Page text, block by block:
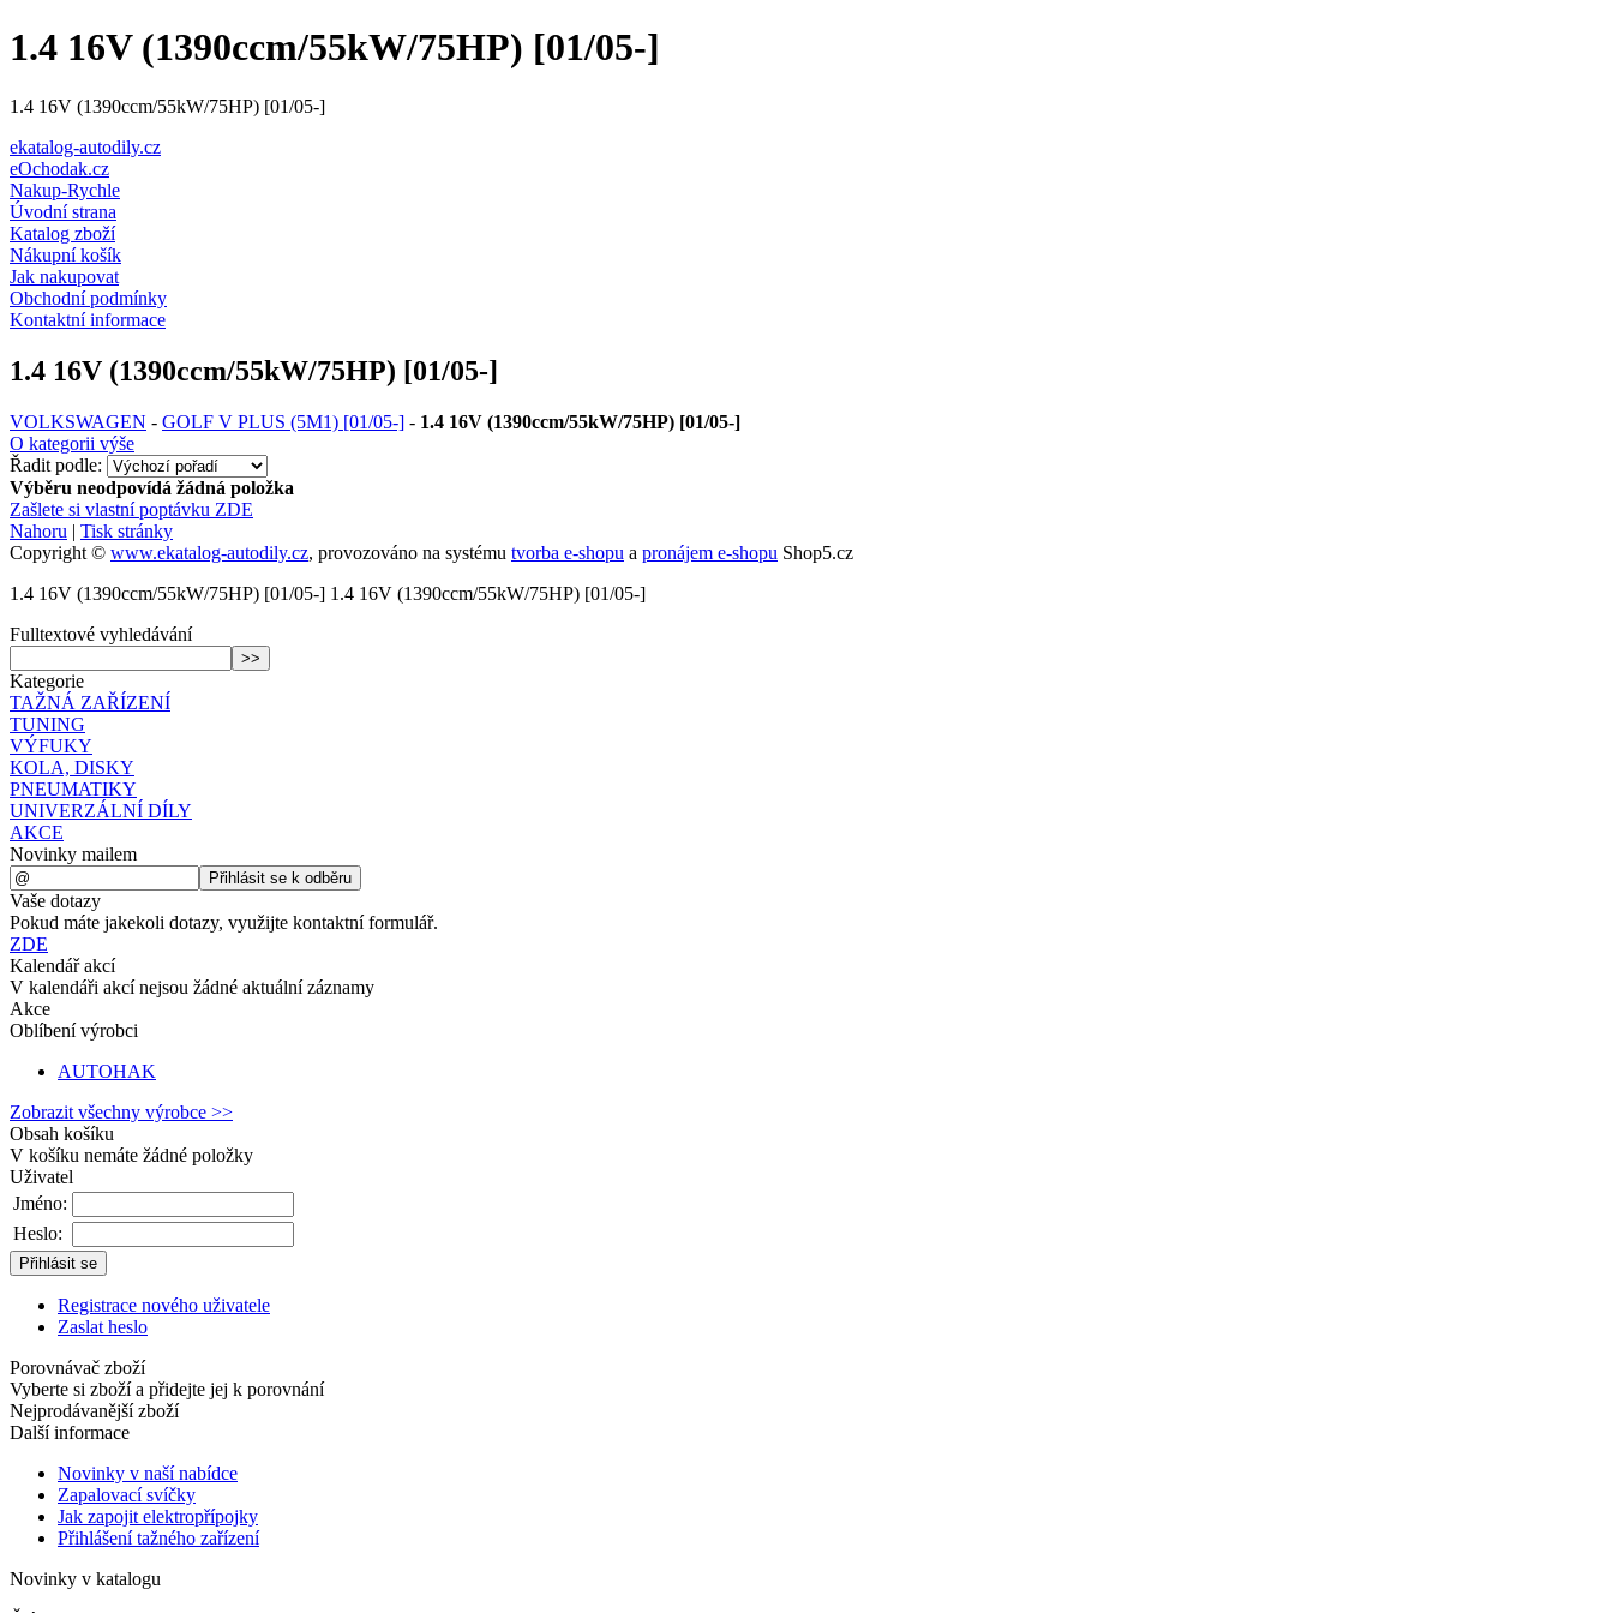
1.4 16V (1390ccm/55kW/75HP) [01/05-]
1.4 16V (1390ccm/55kW/75HP) [01/05-]
ekatalog-autodily.cz
eOchodak.cz
Nakup-Rychle
Úvodní strana
Katalog zboží
Nákupní košík
Jak nakupovat
Obchodní podmínky
Kontaktní informace
1.4 16V (1390ccm/55kW/75HP) [01/05-]
VOLKSWAGEN - GOLF V PLUS (5M1) [01/05-] - 1.4 16V (1390ccm/55kW/75HP) [01/05-]
O kategorii výše
Řadit podle:
Výběru neodpovídá žádná položka
Zašlete si vlastní poptávku ZDE
Nahoru | Tisk stránky
Copyright © www.ekatalog-autodily.cz, provozováno na systému tvorba e-shopu a pronájem e-shopu Shop5.cz
1.4 16V (1390ccm/55kW/75HP) [01/05-] 1.4 16V (1390ccm/55kW/75HP) [01/05-]
Fulltextové vyhledávání
Kategorie
TAŽNÁ ZAŘÍZENÍ
TUNING
VÝFUKY
KOLA, DISKY
PNEUMATIKY
UNIVERZÁLNÍ DÍLY
AKCE
Novinky mailem
Vaše dotazy
Pokud máte jakekoli dotazy, využijte kontaktní formulář.
ZDE
Kalendář akcí
V kalendáři akcí nejsou žádné aktuální záznamy
Akce
Oblíbení výrobci
AUTOHAK
Zobrazit všechny výrobce >>
Obsah košíku
V košíku nemáte žádné položky
Uživatel
Jméno:
Heslo:
Registrace nového uživatele
Zaslat heslo
Porovnávač zboží
Vyberte si zboží a přidejte jej k porovnání
Nejprodávanější zboží
Další informace
Novinky v naší nabídce
Zapalovací svíčky
Jak zapojit elektropřípojky
Přihlášení tažného zařízení
Novinky v katalogu